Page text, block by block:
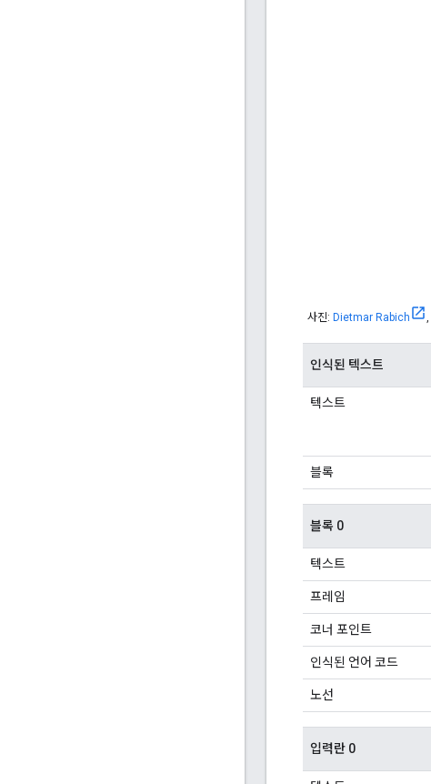
사진: Dietmar Rabich ,
인식된 텍스트
텍스트
블록
블록 0
텍스트
프레임
코너 포인트
인식된 언어 코드
노선
입력란 0